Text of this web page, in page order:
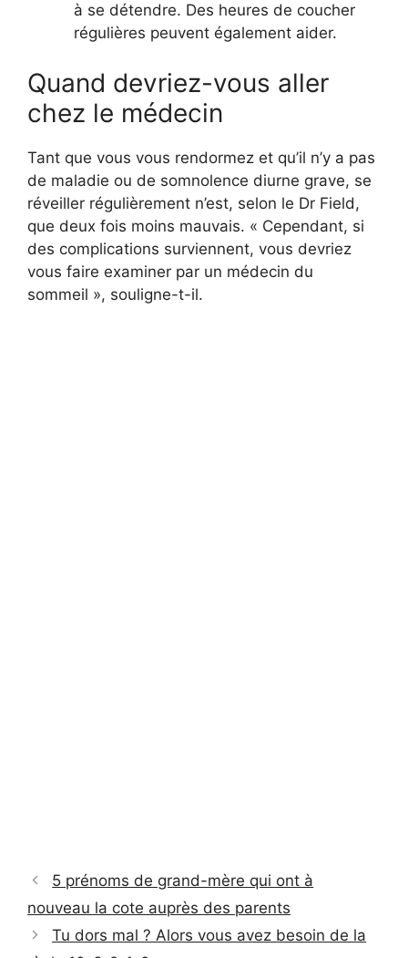
à se détendre. Des heures de coucher
régulières peuvent également aider.
Quand devriez-vous aller
chez le médecin
Tant que vous vous rendormez et qu’il n’y a pas
de maladie ou de somnolence diurne grave, se
réveiller régulièrement n’est, selon le Dr Field,
que deux fois moins mauvais. « Cependant, si
des complications surviennent, vous devriez
vous faire examiner par un médecin du
sommeil », souligne-t-il.
5 prénoms de grand-mère qui ont à
nouveau la cote auprès des parents
Tu dors mal ? Alors vous avez besoin de la